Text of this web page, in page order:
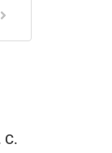
C.